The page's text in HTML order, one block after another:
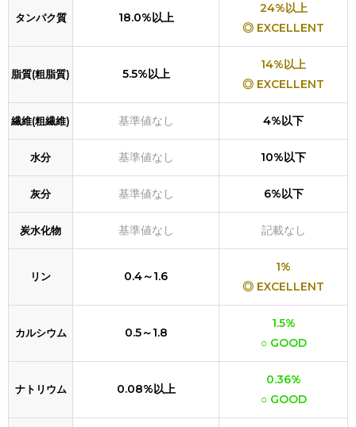
タンパク質 18.0%以上
24%以上
◎ EXCELLENT
脂質(粗脂質) 5.5%以上
14%以上
◎ EXCELLENT
繊維(粗繊維) 基準値なし 4%以下
水分 基準値なし 10%以下
灰分 基準値なし 6%以下
炭水化物 基準値なし 記載なし
リン 0.4～1.6
1%
◎ EXCELLENT
カルシウム 0.5～1.8
1.5%
○ GOOD
ナトリウム 0.08%以上
0.36%
○ GOOD